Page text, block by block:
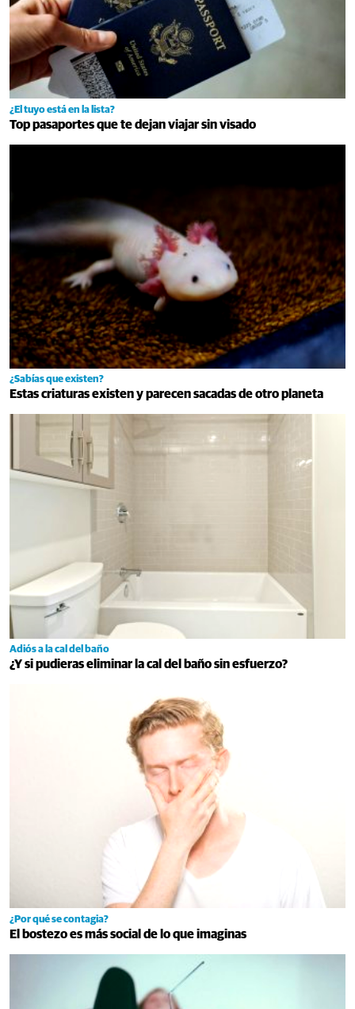
¿El tuyo está en la lista?
Top pasaportes que te dejan viajar sin visado
¿Sabías que existen?
Estas criaturas existen y parecen sacadas de otro planeta
Adiós a la cal del baño
¿Y si pudieras eliminar la cal del baño sin esfuerzo?
¿Por qué se contagia?
El bostezo es más social de lo que imaginas